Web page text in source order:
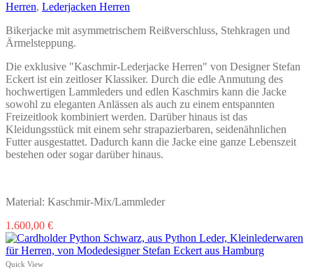
können
auf
der
Produktseite
gewählt
werden
Herren, Lederjacken Herren
Bikerjacke mit asymmetrischem Reißverschluss, Stehkragen und
Ärmelsteppung.
Die exklusive "Kaschmir-Lederjacke Herren" von Designer Stefan
Eckert ist ein zeitloser Klassiker. Durch die edle Anmutung des
hochwertigen Lammleders und edlen Kaschmirs kann die Jacke
sowohl zu eleganten Anlässen als auch zu einem entspannten
Freizeitlook kombiniert werden. Darüber hinaus ist das
Kleidungsstück mit einem sehr strapazierbaren, seidenähnlichen
Futter ausgestattet. Dadurch kann die Jacke eine ganze Lebenszeit
bestehen oder sogar darüber hinaus.
Material: Kaschmir-Mix/Lammleder
1.600,00 €Dieses
Produkt
weist
Quick View